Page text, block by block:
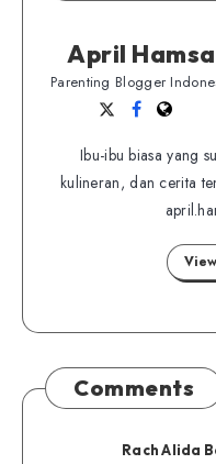
April Hamsa
Parenting Blogger
Follow
Follow
Facebook
Ibu-ibu biasa yang
kulineran, dan cerita
Comments
Rach Alida